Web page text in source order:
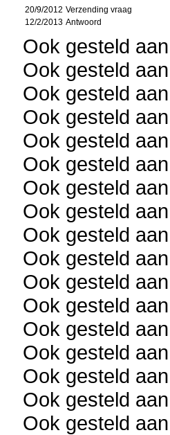
20/9/2012 Verzending vraag
12/2/2013 Antwoord
Ook gesteld
Ook gesteld
Ook gesteld
Ook gesteld
Ook gesteld
Ook gesteld
Ook gesteld
Ook gesteld
Ook gesteld
Ook gesteld
Ook gesteld
Ook gesteld
Ook gesteld
Ook gesteld
Ook gesteld
Ook gesteld
Ook gesteld